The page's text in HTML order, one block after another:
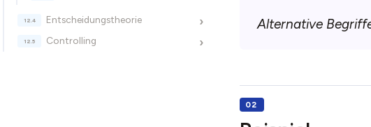
›
Entscheidungstheorie
›
Controlling
Alternative